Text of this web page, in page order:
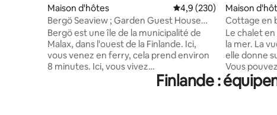
Maison d'hôtes Évaluation moyenne sur
4,9 (230)
Bergö Seaview ; Garden Guest House
Apt.
Bergö est une île de la municipalité de
Malax, dans l'ouest de la Finlande. Ici,
vous venez en ferry, cela prend environ
8 minutes. Ici, vous vivez
confortablement, à deux pas de la plage,
du hangar à bateaux, du kiosque et du
Maison
Cottage en
Le chalet
la mer. La
elle donne
Vous
hiver pour
Finlande :